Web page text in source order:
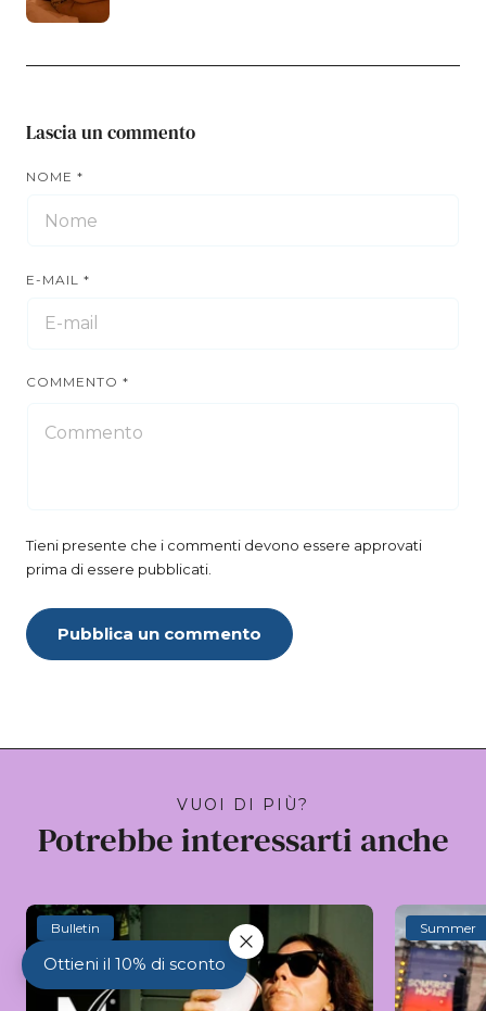
Lascia un commento
NOME *
E-MAIL *
COMMENTO *
Tieni presente che i commenti devono essere approvati
prima di essere pubblicati.
Pubblica un commento
VUOI DI PIÙ?
Potrebbe interessarti anche
Bulletin Summer
Ottieni il 10% di sconto